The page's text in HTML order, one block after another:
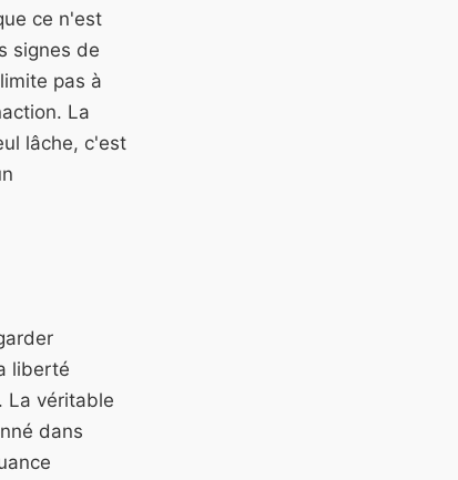
ce n'est
signes de
pas à
La
lâche, c'est
liberté
La véritable
dans